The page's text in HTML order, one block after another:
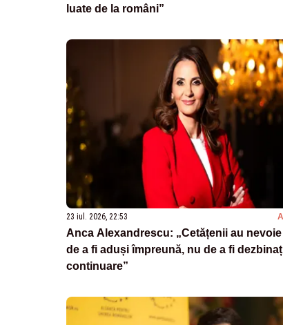
luate de la români”
23 iul. 2026, 22:53
Anca Alexandrescu: „Cetățenii au
de a fi aduși împreună, nu de a fi
continuare”